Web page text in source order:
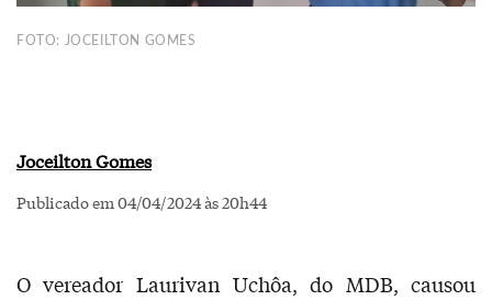
FOTO: JOCEILTON GOMES
Joceilton Gomes
Publicado em 04/04/2024 às 20h44
O vereador Laurivan Uchôa, do MDB, causou